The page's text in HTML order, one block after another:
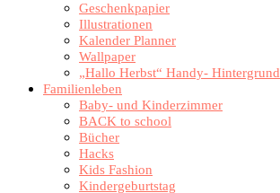
Geschenkpapier
Illustrationen
Kalender Planner
Wallpaper
„Hallo Herbst“ Handy- Hintergrund
Familienleben
Baby- und Kinderzimmer
BACK to school
Bücher
Hacks
Kids Fashion
Kindergeburtstag